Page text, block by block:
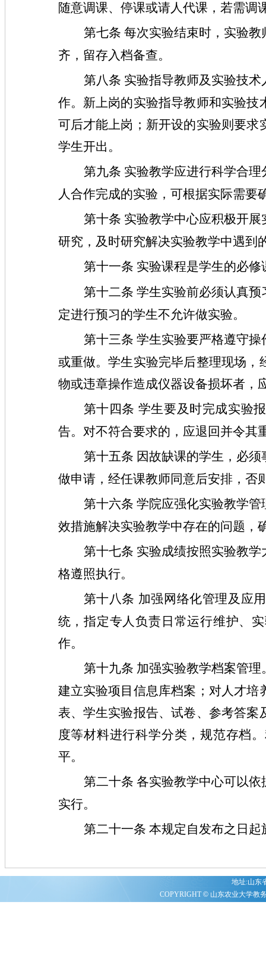
随意调课、停课或请人代课，若需调
第七条 每次实验结束时，实验
齐，留存入档备查。
第八条 实验指导教师及实验技
作。新上岗的实验指导教师和实验
可后才能上岗；新开设的实验则要
学生开出。
第九条 实验教学应进行科学合
人合作完成的实验，可根据实际需要
第十条 实验教学中心应积极开
研究，及时研究解决实验教学中遇到
第十一条 实验课程是学生的必修
第十二条 学生实验前必须认真
定进行预习的学生不允许做实验。
第十三条 学生实验要严格遵守
或重做。学生实验完毕后整理现场
物或违章操作造成仪器设备损坏者，
第十四条 学生要及时完成实验
告。对不符合要求的，应退回并令其
第十五条 因故缺课的学生，必
做申请，经任课教师同意后安排，否
第十六条 学院应强化实验教学
效措施解决实验教学中存在的问题，
第十七条 实验成绩按照实验教
格遵照执行。
第十八条 加强网络化管理及应
统，指定专人负责日常运行维护、
作。
第十九条 加强实验教学档案管
建立实验项目信息库档案；对人才
表、学生实验报告、试卷、参考答
度等材料进行科学分类，规范存档
平。
第二十条 各实验教学中心可以
实行。
第二十一条 本规定自发布之日
地址:山东
COPYRIGHT© 山东农业大学教